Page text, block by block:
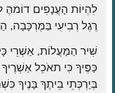
לִהְיוֹת הָעֲנָפִים
רֶגֶל רְבִיעִי בַּמֶּרְכָּבָה,
שִׁיר הַמַּעֲלוֹת, אַשְׁרֵי כָּל
כַּפֶּיךָ כִּי תאֹכֵל
בְּיַרְכְּתֵי בֵיתֶךָ בָּנֶיךָ